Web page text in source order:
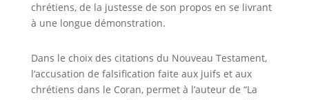
chrétiens, de la justesse de son propos en se livrant
à une longue démonstration.
Dans le choix des citations du Nouveau Testament,
l‘accusation de falsification faite aux juifs et aux
chrétiens dans le Coran, permet à l’auteur de “La